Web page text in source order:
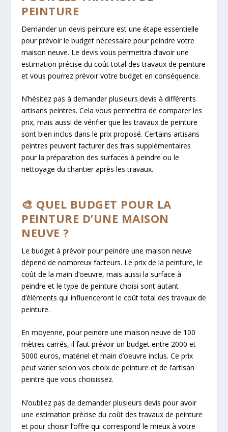
PEINTURE
Demander un devis peinture est une étape essentielle
pour prévoir le budget nécessaire pour peindre votre
maison neuve. Le devis vous permettra d’avoir une
estimation précise du coût total des travaux de peinture
et vous pourrez prévoir votre budget en conséquence.
N’hésitez pas à demander plusieurs devis à différents
artisans peintres. Cela vous permettra de comparer les
prix, mais aussi de vérifier que les travaux de peinture
sont bien inclus dans le prix proposé. Certains artisans
peintres peuvent facturer des frais supplémentaires
pour la préparation des surfaces à peindre ou le
nettoyage du chantier après les travaux.
🎨 QUEL BUDGET POUR LA
PEINTURE D’UNE MAISON
NEUVE ?
Le budget à prévoir pour peindre une maison neuve
dépend de nombreux facteurs. Le prix de la peinture, le
coût de la main d’oeuvre, mais aussi la surface à
peindre et le type de peinture choisi sont autant
d’éléments qui influenceront le coût total des travaux de
peinture.
En moyenne, pour peindre une maison neuve de 100
mètres carrés, il faut prévoir un budget entre 2000 et
5000 euros, matériel et main d’oeuvre inclus. Ce prix
peut varier selon vos choix de peinture et de l’artisan
peintre que vous choisissez.
N’oubliez pas de demander plusieurs devis pour avoir
une estimation précise du coût des travaux de peinture
et pour choisir l’offre qui correspond le mieux à votre